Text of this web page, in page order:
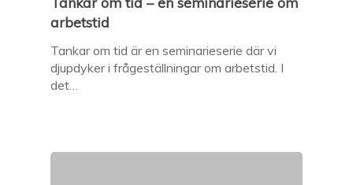
arbetstid
Tankar om tid är en seminarieserie där vi
djupdyker i frågeställningar om arbetstid. I
det…